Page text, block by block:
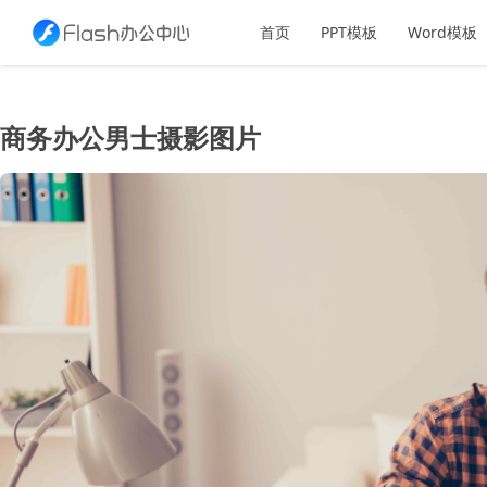
首页 PPT模板 Word模板
商务办公男士摄影图片